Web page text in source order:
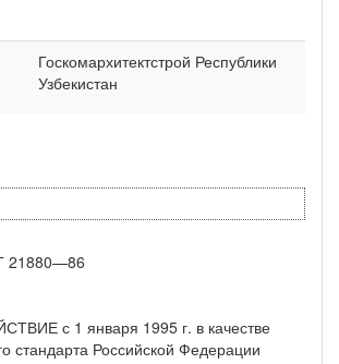
Госкомархитектстрой Республики
Узбекистан
21880—86
с 1 января 1995 г. в качестве
стандарта Российской Федерации